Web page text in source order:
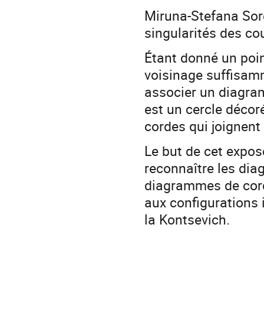
Miruna-Stefana
singularités des
Étant donné un
voisinage
associer un
est un cercle
cordes qui
Le but de cet
reconnaître les
diagrammes de
aux configurations
la Kontsevich.